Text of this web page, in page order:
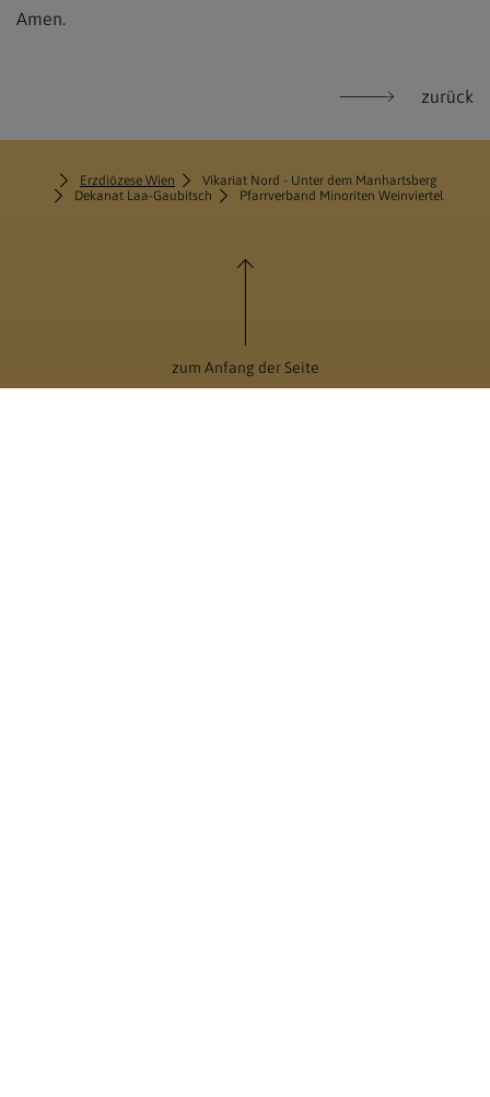
Amen.
zurück
Erzdiözese Wien
Vikariat Nord - Unter dem Manhartsberg
Dekanat Laa-Gaubitsch
Pfarrverband Minoriten Weinviertel
zum Anfang der Seite